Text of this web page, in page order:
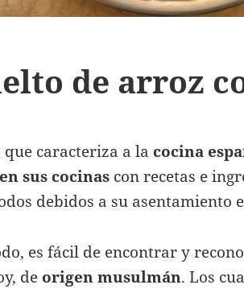
de arroz
que caracteriza a la cocina
sus cocinas con recetas e
debidos a su asentamiento
es fácil de encontrar y
de origen musulmán. Los